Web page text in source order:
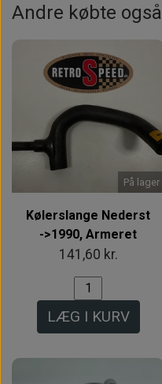
Andre købte også
På lager
Kølerslange Nederst
->1990, Armeret
141,60 kr.
LÆG I KURV